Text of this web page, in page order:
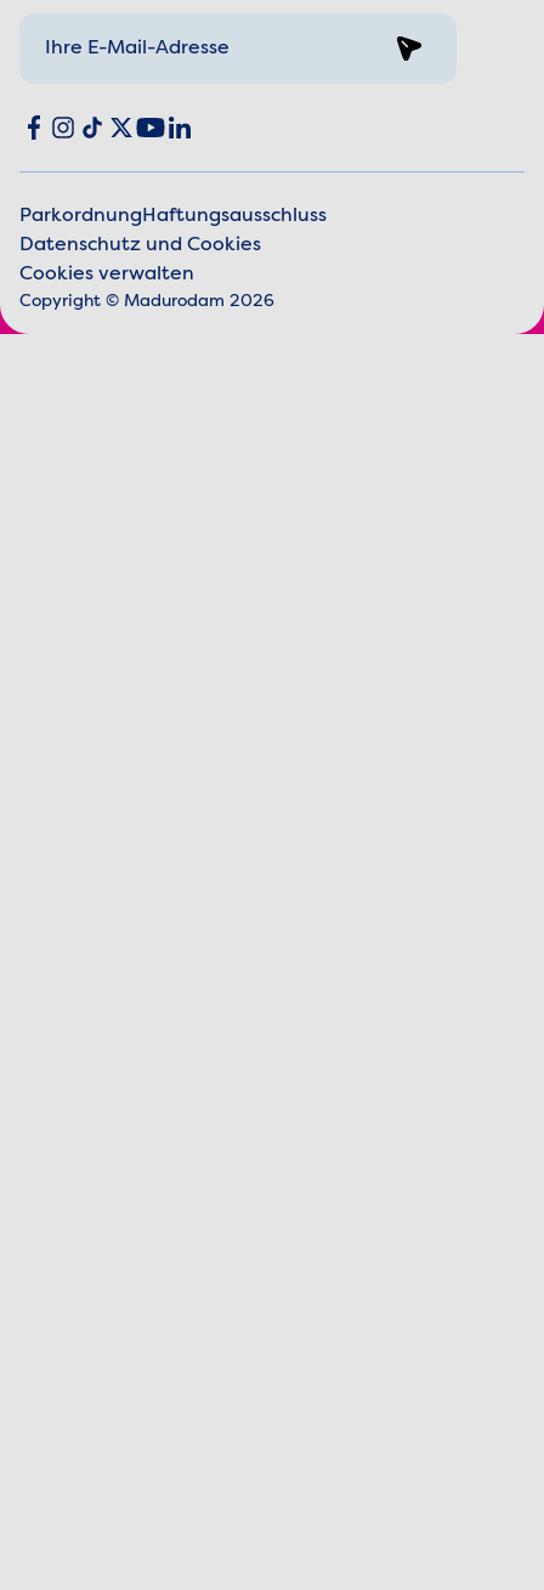
Social media
Facebook
Instagram
TikTok
X YouTube
LinkedIn
Juristische Informationen
ParkordnungHaftungsausschluss
Datenschutz und Cookies
Cookies verwalten
Copyright © Madurodam 2026